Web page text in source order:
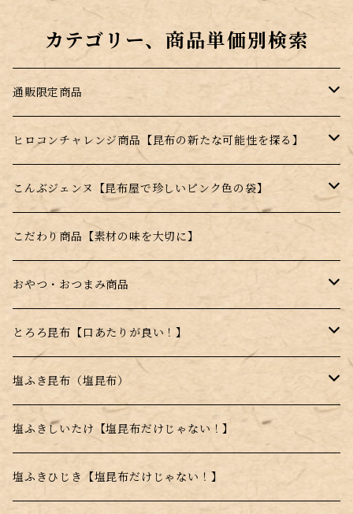
カテゴリー、商品単価別検索
通販限定商品
訳あり商品
ギフト商品
福袋
季節の詰め合わせ
セット商品
ヒロコンチャレンジ商品【昆布の新たな可能性を探る】
昆布のサプリ（健康食品）
はちみつ昆布飴【宮島はちみつ使用】
薄焼きせんべい【昆布＋〇〇】
昆布顆粒【手軽に昆布を摂取できる】
こんぶジェンヌ【昆布屋で珍しいピンク色の袋】
ジェンヌとろろ
ジェンヌ顆粒
こだわり商品【素材の味を大切に】
おやつ・おつまみ商品
はちみつこんぶ飴
薄焼きせんべい【昆布＋〇〇】
とろろ昆布【口あたりが良い！】
高級とろろ昆布
甘味料不使用商品
日高昆布使用
塩ふき昆布（塩昆布）
品質重視商品【上質な昆布使用】
塩ふきしいたけ【塩昆布だけじゃない！】
塩ふきひじき【塩昆布だけじゃない！】